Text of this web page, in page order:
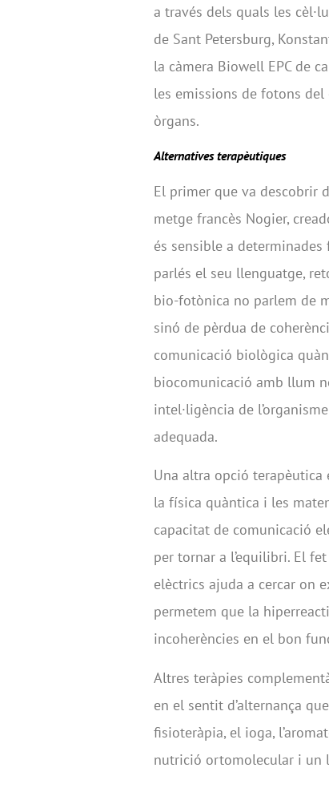
a través dels quals les
de Sant Petersburg,
la càmera Biowell EPC de
les emissions de fotons del
òrgans.
Alternatives terapèutiques
El primer que va descobrir
metge francès Nogier,
és sensible a
parlés el seu llenguatge,
bio-fotònica no parlem de
sinó de pèrdua de
comunicació biològica
biocomunicació amb llum
intel·ligència de
adequada.
Una altra opció
la física quàntica i les
capacitat de comunicació
per tornar a l’equilibri. El
elèctrics ajuda a cercar on
permetem que la
incoherències en el bon
Altres teràpies
en el sentit d’alternança
fisioteràpia, el ioga,
nutrició ortomolecular i un